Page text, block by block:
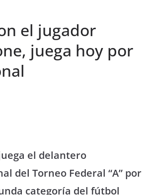
el jugador
juega hoy por
el delantero
del Torneo Federal “A” por
categoría del fútbol